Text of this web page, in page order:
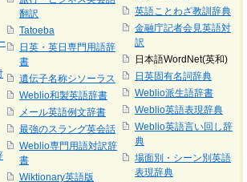
翻訳
Tatoeba
日英・英日専門用語辞
書
遺伝子名称シソーラス
Weblio和製英語辞書
メール英語例文辞書
最強のスラング英会話
Weblio専門用語対訳辞
書
Wiktionary英語版
英語ことわざ教訓辞典
金融庁記者会見英語対
訳
日本語WordNet(英和)
日英固有名詞辞典
Weblio派生語辞書
Weblio英語表現辞典
Weblio英語言い回し辞
典
場面別・シーン別英語
表現辞典